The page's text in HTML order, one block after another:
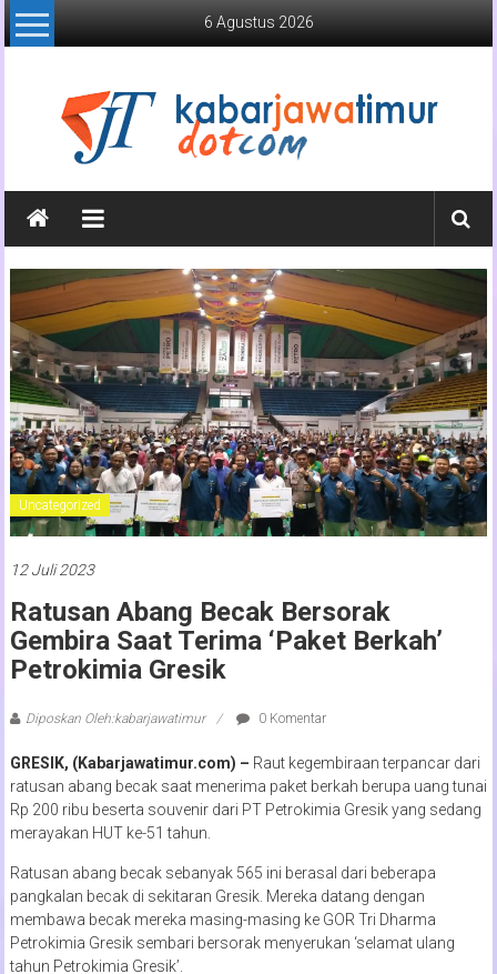
Lompat
ke
6 Agustus 2026
Kabar
Jawa
Timur
Media
Online
Jawa
Timur
Uncategorized
12 Juli 2023
Ratusan Abang Becak Bersorak
Gembira Saat Terima ‘Paket Berkah’
Petrokimia Gresik
Diposkan Oleh:kabarjawatimur 0 Komentar
GRESIK, (Kabarjawatimur.com) – Raut kegembiraan terpancar dari
ratusan abang becak saat menerima paket berkah berupa uang tunai
Rp 200 ribu beserta souvenir dari PT Petrokimia Gresik yang sedang
merayakan HUT ke-51 tahun.
Ratusan abang becak sebanyak 565 ini berasal dari beberapa
pangkalan becak di sekitaran Gresik. Mereka datang dengan
membawa becak mereka masing-masing ke GOR Tri Dharma
Petrokimia Gresik sembari bersorak menyerukan ‘selamat ulang
tahun Petrokimia Gresik’.